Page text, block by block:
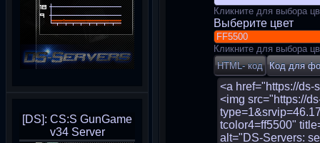
[DS]: CS:S GunGame
v34 Server
Кликните для выбора
Выберите цвет
Кликните для выбора